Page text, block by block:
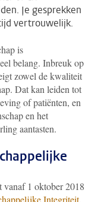
Je gesprekken
vertrouwelijk.
is
belang. Inbreuk op
zowel de kwaliteit
Dat kan leiden tot
of patiënten, en
en het
aantasten.
vanaf 1 oktober 2018
Integriteit.